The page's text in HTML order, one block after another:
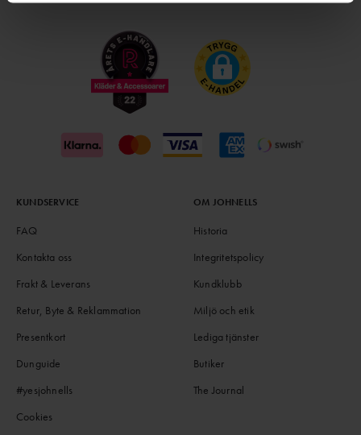
KUNDSERVICE
FAQ
Kontakta oss
Frakt & Leverans
Retur, Byte & Reklammation
Presentkort
Dunguide
#yesjohnells
Cookies
OM JOHNELLS
Historia
Integritetspolicy
Kundklubb
Miljö och etik
Lediga tjänster
Butiker
The Journal